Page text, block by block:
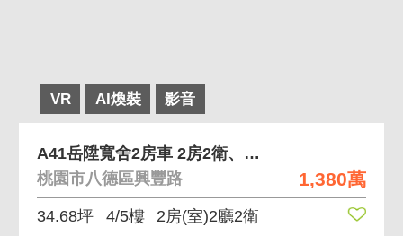
VR AI煥裝 影音
1,380萬
A41岳陞寬舍2房車 2房2衛、浴室開窗/超低公
桃園市八德區興豐路
34.68坪 4/5樓 2房(室)2廳2衛